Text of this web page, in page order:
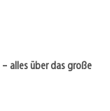
– alles über das große